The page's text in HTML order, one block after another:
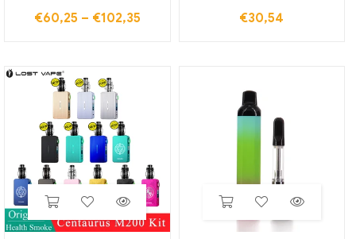
Kit 1,0 ml Vapes Patronen
€60,25 – €102,35
magnetische verpackung
€30,54